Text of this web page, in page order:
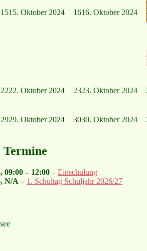
1515. Oktober 2024 1616. Oktober 2024
2222. Oktober 2024 2323. Oktober 2024
2929. Oktober 2024 3030. Oktober 2024
Termine
, 09:00 – 12:00 – Einschulung
, N/A – 1. Schultag Schuljahr 2026/27